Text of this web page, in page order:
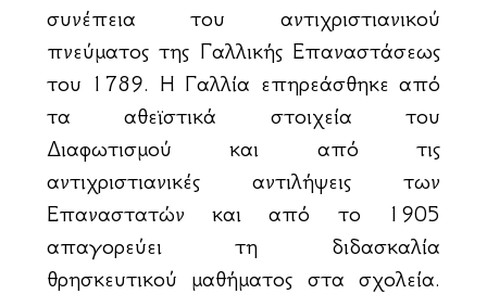
συνέπεια του αντιχριστιανικού
πνεύματος της Γαλλικής Επαναστάσεως
του 1789. Η Γαλλία επηρεάσθηκε από
τα αθεϊστικά στοιχεία του
Διαφωτισμού και από τις
αντιχριστιανικές αντιλήψεις των
Επαναστατών και από το 1905
απαγορεύει τη διδασκαλία
θρησκευτικού μαθήματος στα σχολεία.